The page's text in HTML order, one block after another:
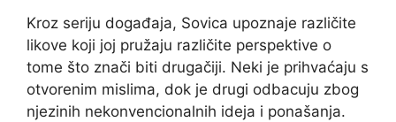
Kroz seriju događaja, Sovica upoznaje različite
likove koji joj pružaju različite perspektive o
tome što znači biti drugačiji. Neki je prihvaćaju s
otvorenim mislima, dok je drugi odbacuju zbog
njezinih nekonvencionalnih ideja i ponašanja.